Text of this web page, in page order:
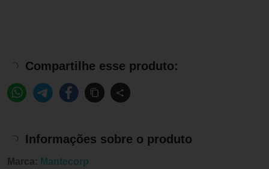
Compartilhe esse produto:
Informações sobre o produto
Marca: Mantecorp